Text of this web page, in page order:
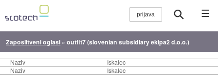
☰
Zaposlitveni oglasi »outfit7 (slovenian subsidiary ekipa2 d.o.o.)
Naziv
Iskalec
Naziv
Iskalec